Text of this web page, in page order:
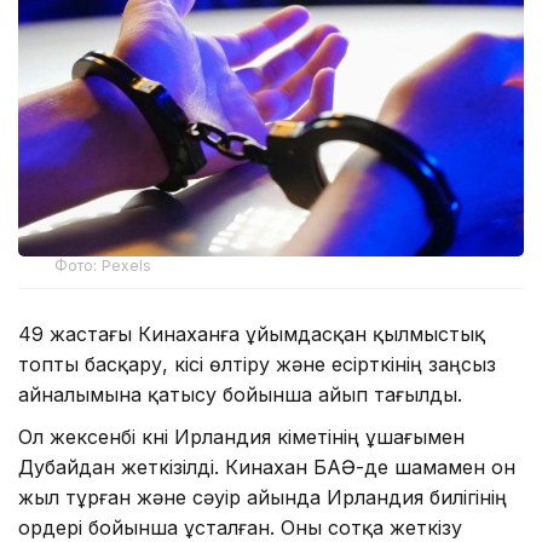
Фото: Pexels
49 жастағы Кинаханға ұйымдасқан қылмыстық
топты басқару, кісі өлтіру және есірткінің заңсыз
айналымына қатысу бойынша айып тағылды.
Ол жексенбі күні Ирландия үкіметінің ұшағымен
Дубайдан жеткізілді. Кинахан БАӘ-де шамамен он
жыл тұрған және сәуір айында Ирландия билігінің
ордері бойынша ұсталған. Оны сотқа жеткізу